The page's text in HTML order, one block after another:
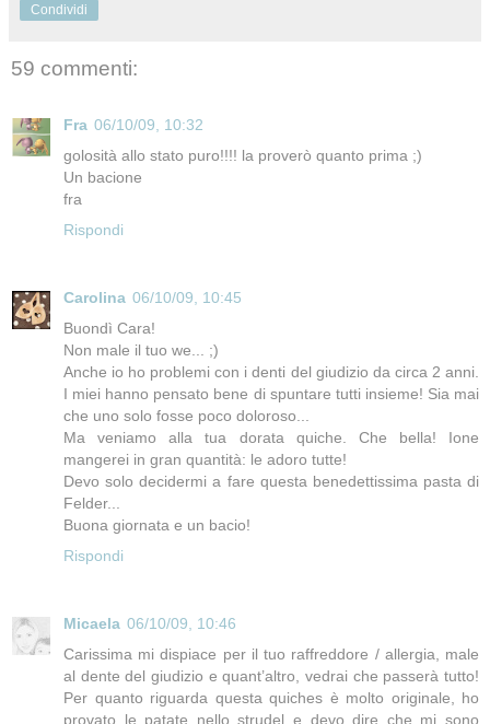
Condividi
59 commenti:
Fra 06/10/09, 10:32
golosità allo stato puro!!!! la proverò quanto prima ;)
Un bacione
fra
Rispondi
Carolina 06/10/09, 10:45
Buondì Cara!
Non male il tuo we... ;)
Anche io ho problemi con i denti del giudizio da circa 2 anni.
I miei hanno pensato bene di spuntare tutti insieme! Sia mai
che uno solo fosse poco doloroso...
Ma veniamo alla tua dorata quiche. Che bella! Ione
mangerei in gran quantità: le adoro tutte!
Devo solo decidermi a fare questa benedettissima pasta di
Felder...
Buona giornata e un bacio!
Rispondi
Micaela 06/10/09, 10:46
Carissima mi dispiace per il tuo raffreddore / allergia, male
al dente del giudizio e quant’altro, vedrai che passerà tutto!
Per quanto riguarda questa quiches è molto originale, ho
provato le patate nello strudel e devo dire che mi sono